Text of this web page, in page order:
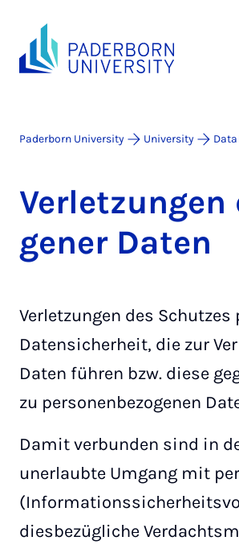
Paderborn University University
gen­er Daten
Verletzungen des
Datensicherheit, die zur
Daten führen bzw. diese
zu personenbezogenen
Damit verbunden sind in
unerlaubte Umgang mit
diesbezügliche